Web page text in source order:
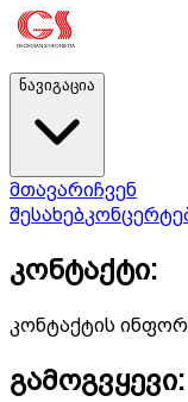
ნავიგაცია
მთავარიჩვენ
შესახებ
კონტაქტი:
კონტაქტის
გამოგვყევი: